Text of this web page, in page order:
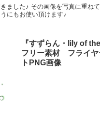
ました♪ その画像を写真に重ね
にもお使い頂けます♪
『すずらん・lily of
フリー素材 フライヤ
トPNG画像